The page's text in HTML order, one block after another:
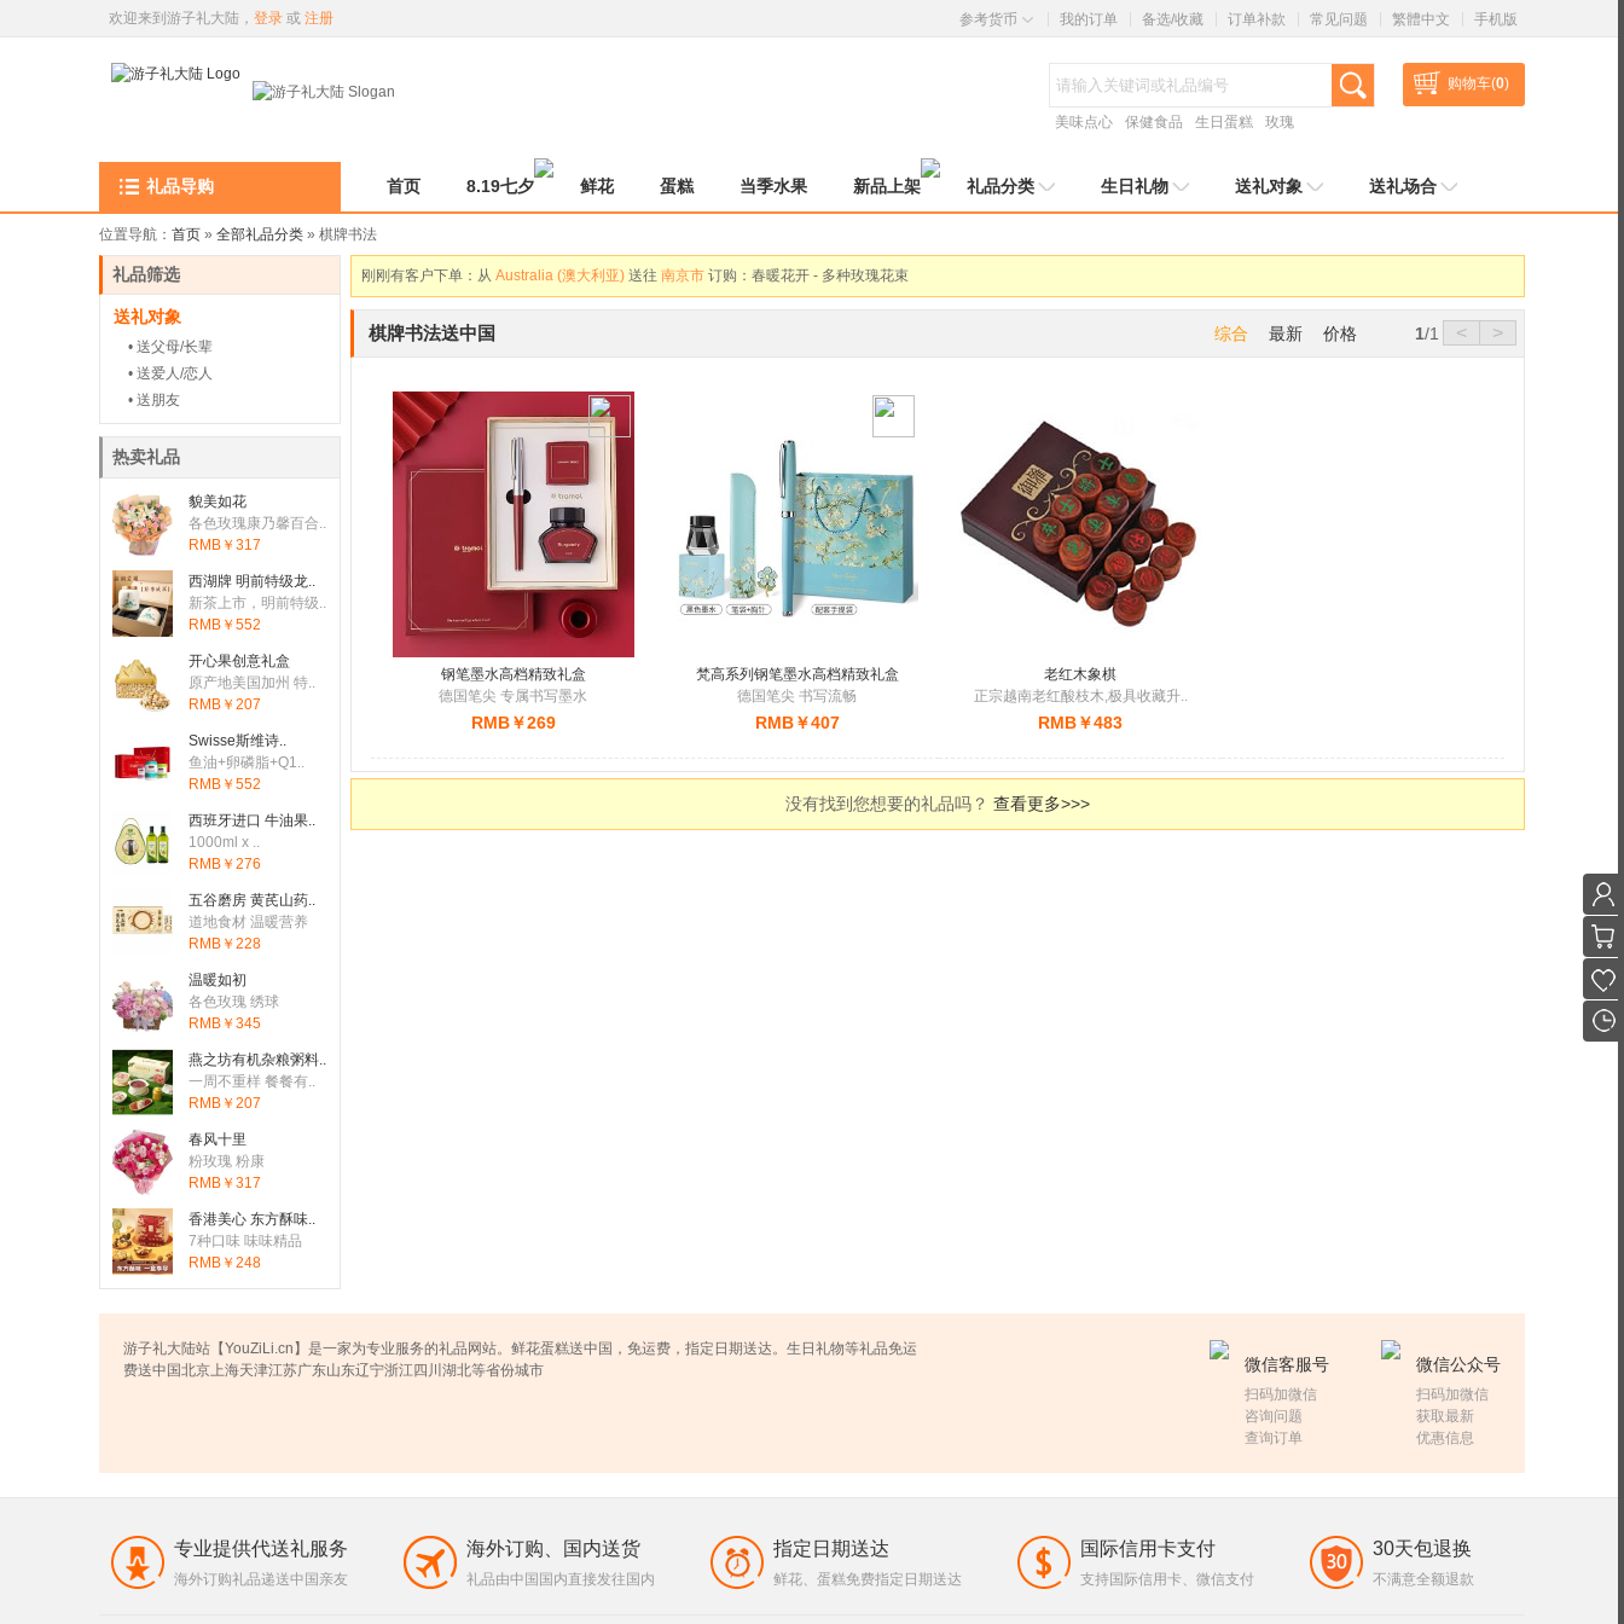
欢迎来到游子礼大陆， 登录 或 注册 参考货币 我的订单 备选/收藏 订单补款 常见问题 繁體中文 手机版
美味点心 保健食品 生日蛋糕 玫瑰
购物车(0)
礼品导购 首页 8.19七夕 鲜花 蛋糕 当季水果 新品上架 礼品分类 生日礼物 送礼对象 送礼场合
位置导航： 首页 » 全部礼品分类 » 棋牌书法刚刚有客户下单：从
刚刚有客户下单：从 Australia (澳大利亚) 送往 南京市 订购： 春暖花开 - 多种玫瑰花束
刚刚有客户下单：从Australia (澳大利亚)送往合肥市订购：新西兰进口 佳沛黄金奇异果 - 特大果 酸甜可口 饱满多汁
刚刚有客户下单：从United States (美国)送往 赫莲娜HR 小露珠精华水 - 细腻保湿 深润晶透
刚刚有客户下单：从 Australia (澳大利亚)送往 纽麦福 脱脂高钙纯牛奶 - 新西兰进口 200mlX30盒
刚刚有客户下单：从 Canada (加拿大) 订购：青春永驻 - 16支粉色康乃馨
United States (美国) 重庆市订购： 元祖鲜奶蛋糕-阳光朵朵 - 6号,8号可选
刚刚有客户下单：从 United States (美国) 天津市订购：美心 黄油蕾丝曲奇饼干 - 法国进口黄油，入口酥化香浓
刚刚有客户下单：从Canada (加拿大)送往 天津市订购：Swisse 维生素C+锌泡腾片 - 20片*3
刚刚有客户下单：从United States (美国)
刚刚有客户下单：从Australia (澳大利亚) 北京市订购： 美丽心情 - 香槟玫瑰 黄玫瑰 向日葵
刚刚有客户下单：从Canada (加拿大) SKG 按摩枕头 - 多功能热敷疏通枕头
景泰蓝健身球 手球 - 初级练习者
棋牌书法送中国 1/1 < >
综合 最新 价格
钢笔墨水高档精致礼盒
德国笔尖 专属书写墨水
RMB￥269
梵高系列钢笔墨水高档精致礼盒
德国笔尖 书写流畅
RMB￥407
老红木象棋
正宗越南老红酸枝木,极具收藏升..
RMB￥483
没有找到您想要的礼品吗？ 查看更多>>>
礼品筛选
送礼对象
• 送父母/长辈
• 送爱人/恋人
• 送朋友
热卖礼品
貌美如花
各色玫瑰康乃馨百合..
RMB￥317
西湖牌 明前特级龙..
新茶上市，明前特级..
RMB￥552
开心果创意礼盒
原产地美国加州 特..
RMB￥207
Swisse斯维诗..
鱼油+卵磷脂+Q1..
RMB￥552
西班牙进口 牛油果..
1000ml x ..
RMB￥276
五谷磨房 黄芪山药..
道地食材 温暖营养
RMB￥228
温暖如初
各色玫瑰 绣球
RMB￥345
燕之坊有机杂粮粥料..
一周不重样 餐餐有..
RMB￥207
春风十里
粉玫瑰 粉康
RMB￥317
香港美心 东方酥味..
7种口味 味味精品
RMB￥248
游子礼大陆站【YouZiLi.cn】是一家为专业服务的礼品网站。鲜花蛋糕送中国，免运费，指定日期送达。生日礼物等礼品免运
费送中国北京上海天津江苏广东山东辽宁浙江四川湖北等省份城市
微信客服号
扫码加微信
咨询问题
查询订单
微信公众号
扫码加微信
获取最新
优惠信息
专业提供代送礼服务
海外订购礼品递送中国亲友
海外订购、国内送货
礼品由中国国内直接发往国内
指定日期送达
鲜花、蛋糕免费指定日期送达
国际信用卡支付
支持国际信用卡、微信支付
30天包退换
不满意全额退款